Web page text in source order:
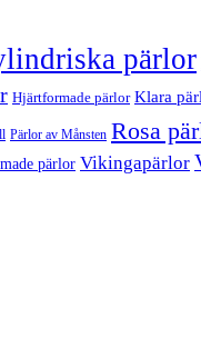
pärlor
Hjärtformade pärlor Klara
Pärlor av Månsten Rosa
pärlor Vikingapärlor